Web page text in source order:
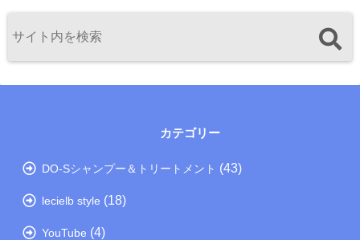
カテゴリー
DO-Sシャンプー＆トリートメント (43)
lecielb style (18)
YouTube (4)